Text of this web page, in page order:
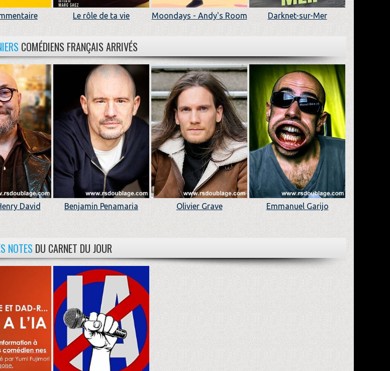
Le rôle de ta vie Moondays - Andy's Room Darknet-sur-Mer
COMÉDIENS FRANÇAIS ARRIVÉS
David Benjamin Penamaria Olivier Grave Emmanuel Garijo
NOTES DU CARNET DU JOUR